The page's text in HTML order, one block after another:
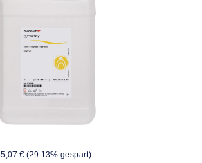
vom Original abweichen.
Preis:
€ (29.13% gespart)